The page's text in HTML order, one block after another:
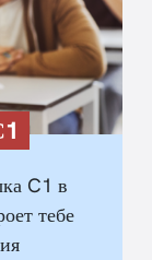
C1 в
тебе